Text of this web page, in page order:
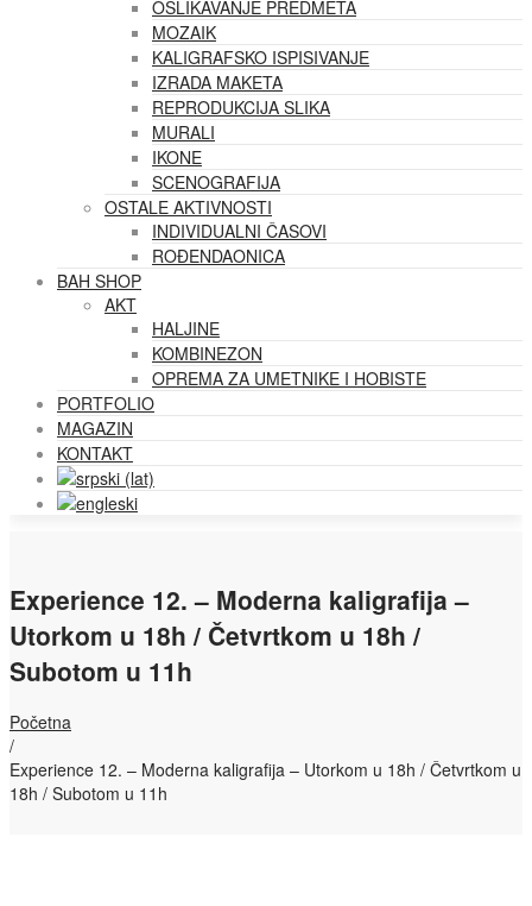
OSLIKAVANJE PREDMETA
MOZAIK
KALIGRAFSKO ISPISIVANJE
IZRADA MAKETA
REPRODUKCIJA SLIKA
MURALI
IKONE
SCENOGRAFIJA
OSTALE AKTIVNOSTI
INDIVIDUALNI ČASOVI
ROĐENDAONICA
BAH SHOP
AKT
HALJINE
KOMBINEZON
OPREMA ZA UMETNIKE I HOBISTE
PORTFOLIO
MAGAZIN
KONTAKT
Experience 12. – Moderna kaligrafija –
Utorkom u 18h / Četvrtkom u 18h /
Subotom u 11h
Početna
/
Experience 12. – Moderna kaligrafija – Utorkom u 18h / Četvrtkom u
18h / Subotom u 11h